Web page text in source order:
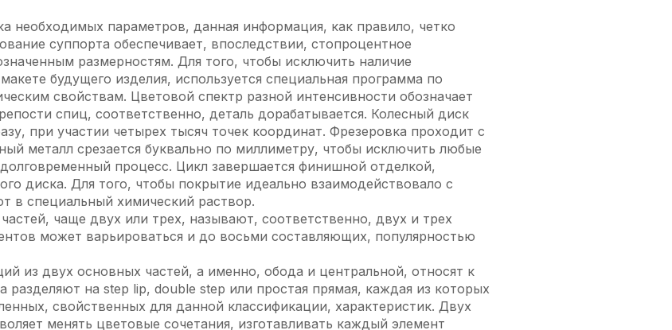
необходимых параметров, данная информация, как правило, четко
суппорта обеспечивает, впоследствии, стопроцентное
размерностям. Для того, чтобы исключить наличие
будущего изделия, используется специальная программа по
свойствам. Цветовой спектр разной интенсивности обозначает
спиц, соответственно, деталь дорабатывается. Колесный диск
при участии четырех тысяч точек координат. Фрезеровка проходит с
металл срезается буквально по миллиметру, чтобы исключить любые
процесс. Цикл завершается финишной отделкой,
диска. Для того, чтобы покрытие идеально взаимодействовало с
в специальный химический раствор.
чаще двух или трех, называют, соответственно, двух и трех
может варьироваться и до восьми составляющих, популярностью
из двух основных частей, а именно, обода и центральной, относят к
на step lip, double step или простая прямая, каждая из которых
свойственных для данной классификации, характеристик. Двух
менять цветовые сочетания, изготавливать каждый элемент